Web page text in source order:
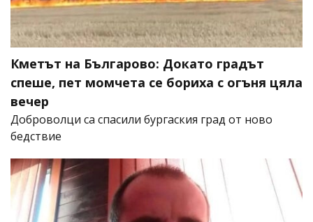
Кметът на Българово: Докато градът
спеше, пет момчета се бориха с огъня цяла
вечер
Доброволци са спасили бургаския град от ново
бедствие